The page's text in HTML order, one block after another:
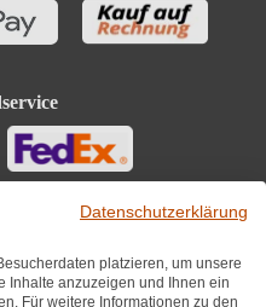
Datenschutzerklärung
platzieren, um unsere
Inhalte anzuzeigen und Ihnen ein
Für weitere Informationen zu den